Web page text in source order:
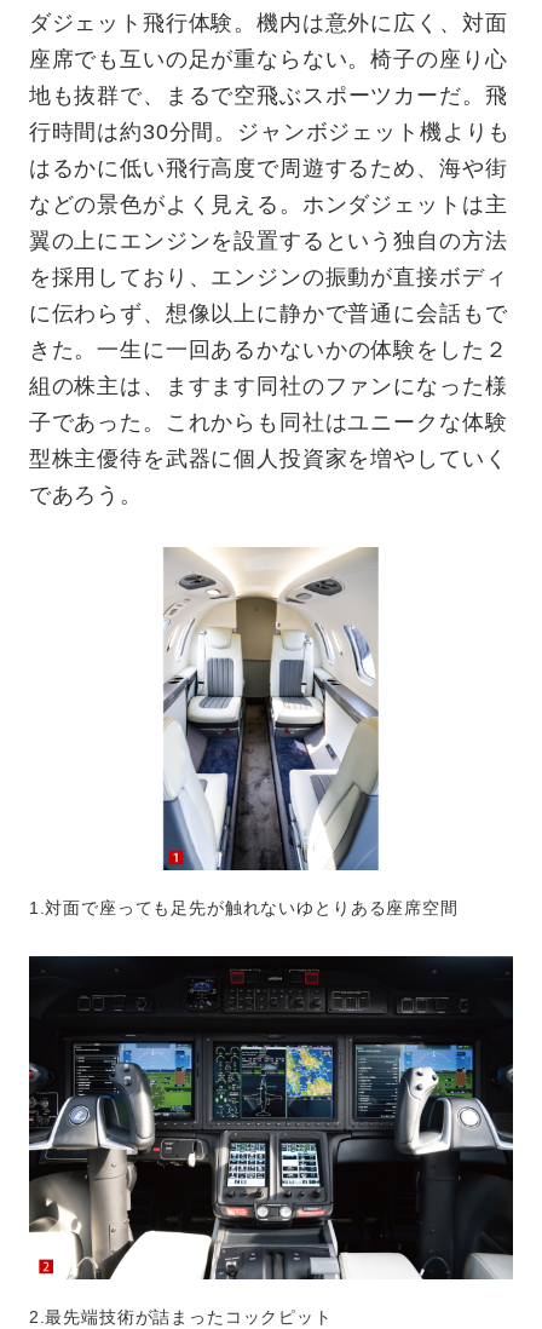
ダジェット飛行体験。機内は意外に広く、対面
座席でも互いの足が重ならない。椅子の座り心
地も抜群で、まるで空飛ぶスポーツカーだ。飛
行時間は約30分間。ジャンボジェット機よりも
はるかに低い飛行高度で周遊するため、海や街
などの景色がよく見える。ホンダジェット は主
翼の上にエンジンを設置するという独自の方法
を採用しており、エンジンの振動が直接ボディ
に伝わらず、想像以上に静かで普通に会話もで
きた。一生に一 回あるかないかの体験をした２
組の株主は、ますます同社のファンになった様
子であった。これからも同社はユニークな体験
型株主優待を武器に個人投資家を増やしていく
であろう。
1.対面で座っても足先が触れないゆとりある座席空間
2.最先端技術が詰まったコックピット